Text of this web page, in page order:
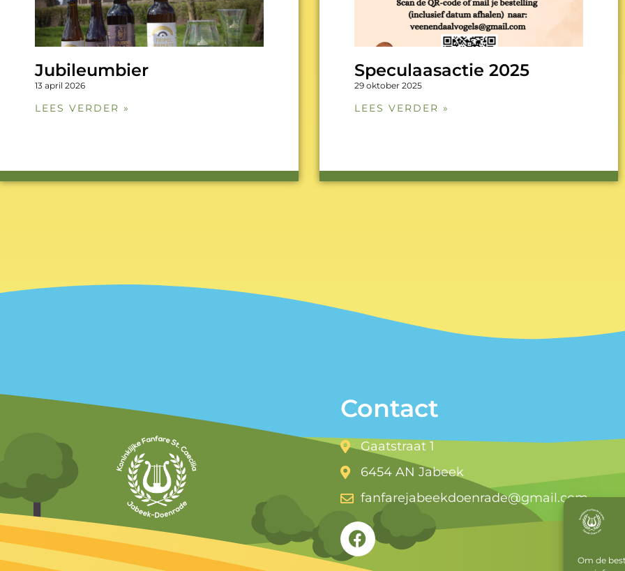
Om de
Jubileumbier
13 april 2026
LEES VERDER »
Speculaasactie 2025
29 oktober 2025
LEES VERDER »
Contact
Gaatstraat 1
6454 AN Jabeek
fanfarejabeekdoenrade@gmail.com